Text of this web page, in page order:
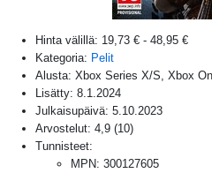
Hinta välillä: 19,73 € - 48,95 €
Kategoria: Pelit
Alusta: Xbox Series X/S, Xbox
Lisätty: 8.1.2024
Julkaisupäivä: 5.10.2023
Arvostelut: 4,9 (10)
Tunnisteet:
MPN: 300127605